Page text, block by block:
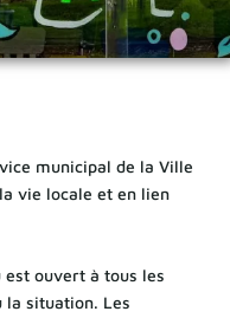
municipal de la Ville
vie locale et en lien
est ouvert à tous les
la situation. Les